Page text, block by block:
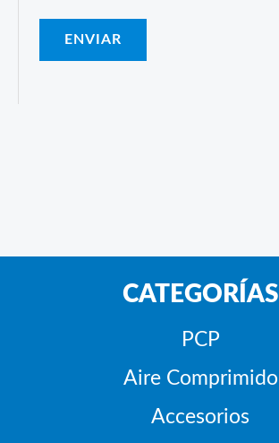
CATEGORÍAS
PCP
Aire Comprimido
Accesorios